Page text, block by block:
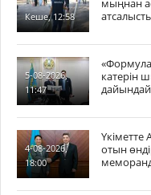
Кеше, 12:58
мыңнан
5-08-2026,
11:47
катерін
4-08-2026,
18:00
Үкіметте
отын